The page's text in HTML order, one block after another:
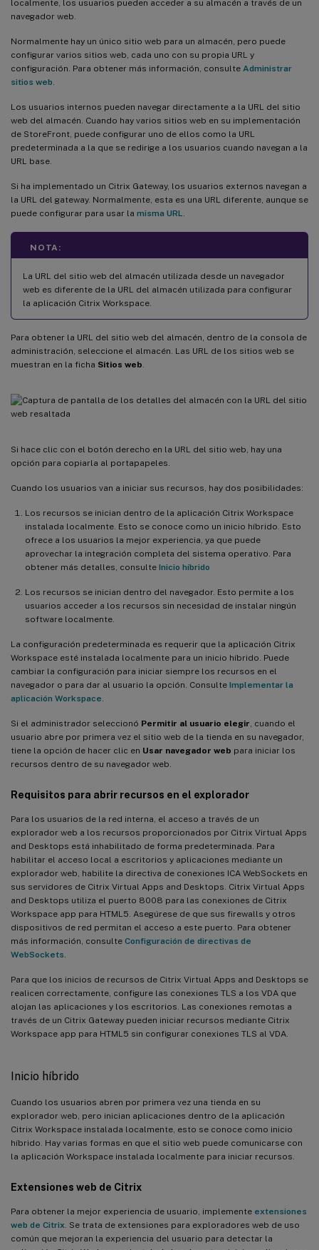
localmente, los usuarios pueden acceder a su almacén a través de un
navegador web.
Normalmente hay un único sitio web para un almacén, pero puede
configurar varios sitios web, cada uno con su propia URL y
configuración. Para obtener más información, consulte Administrar
sitios web
Los usuarios internos pueden navegar directamente a la URL del sitio
web del almacén. Cuando hay varios sitios web en su implementación
de StoreFront, puede configurar uno de ellos como la URL
predeterminada a la que se redirige a los usuarios cuando navegan a la
URL base.
Si ha implementado un Citrix Gateway, los usuarios externos navegan a
la URL del gateway. Normalmente, esta es una URL diferente, aunque se
puede configurar para usar la misma URL
NOTA:
La URL del sitio web del almacén utilizada desde un navegador
web es diferente de la URL del almacén utilizada para configurar
la aplicación Citrix Workspace.
Para obtener la URL del sitio web del almacén, dentro de la consola de
administración, seleccione el almacén. Las URL de los sitios web se
muestran en la ficha Sitios web
Si hace clic con el botón derecho en la URL del sitio web, hay una
opción para copiarla al portapapeles.
Cuando los usuarios van a iniciar sus recursos, hay dos posibilidades:
Los recursos se inician dentro de la aplicación Citrix Workspace
instalada localmente. Esto se conoce como un inicio híbrido. Esto
ofrece a los usuarios la mejor experiencia, ya que puede
aprovechar la integración completa del sistema operativo. Para
obtener más detalles, consulte Inicio híbrido
Los recursos se inician dentro del navegador. Esto permite a los
usuarios acceder a los recursos sin necesidad de instalar ningún
software localmente.
La configuración predeterminada es requerir que la aplicación Citrix
Workspace esté instalada localmente para un inicio híbrido. Puede
cambiar la configuración para iniciar siempre los recursos en el
navegador o para dar al usuario la opción. Consulte Implementar la
aplicación Workspace
Si el administrador seleccionó Permitir al usuario elegir , cuando el
usuario abre por primera vez el sitio web de la tienda en su navegador,
tiene la opción de hacer clic en Usar navegador web para iniciar los
recursos dentro de su navegador web.
Requisitos para abrir recursos en el explorador
Para los usuarios de la red interna, el acceso a través de un
explorador web a los recursos proporcionados por Citrix Virtual Apps
and Desktops está inhabilitado de forma predeterminada. Para
habilitar el acceso local a escritorios y aplicaciones mediante un
explorador web, habilite la directiva de conexiones ICA WebSockets en
sus servidores de Citrix Virtual Apps and Desktops. Citrix Virtual Apps
and Desktops utiliza el puerto 8008 para las conexiones de Citrix
Workspace app para HTML5. Asegúrese de que sus firewalls y otros
dispositivos de red permitan el acceso a este puerto. Para obtener
más información, consulte Configuración de directivas de
WebSockets
Para que los inicios de recursos de Citrix Virtual Apps and Desktops se
realicen correctamente, configure las conexiones TLS a los VDA que
alojan las aplicaciones y los escritorios. Las conexiones remotas a
través de un Citrix Gateway pueden iniciar recursos mediante Citrix
Workspace app para HTML5 sin configurar conexiones TLS al VDA.
Inicio híbrido
Cuando los usuarios abren por primera vez una tienda en su
explorador web, pero inician aplicaciones dentro de la aplicación
Citrix Workspace instalada localmente, esto se conoce como inicio
híbrido. Hay varias formas en que el sitio web puede comunicarse con
la aplicación Workspace instalada localmente para iniciar recursos.
Extensiones web de Citrix
Para obtener la mejor experiencia de usuario, implemente extensiones
web de Citrix . Se trata de extensiones para exploradores web de uso
común que mejoran la experiencia del usuario para detectar la